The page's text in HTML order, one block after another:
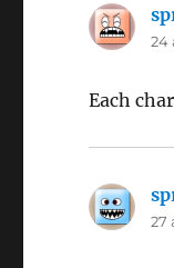
24
Each
27